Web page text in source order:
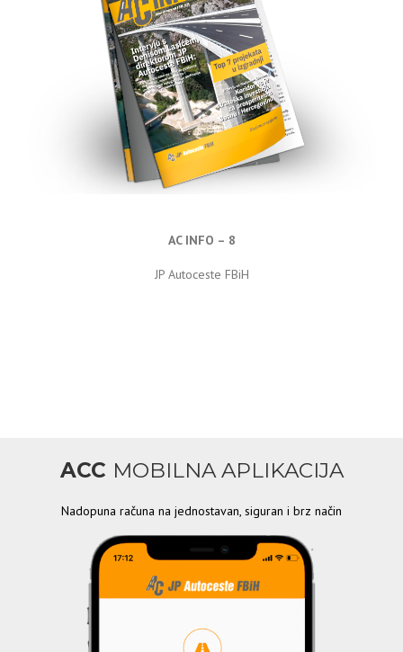
AC INFO – 8
JP Autoceste FBiH
ACC MOBILNA APLIKACIJA
Nadopuna računa na jednostavan, siguran i brz način